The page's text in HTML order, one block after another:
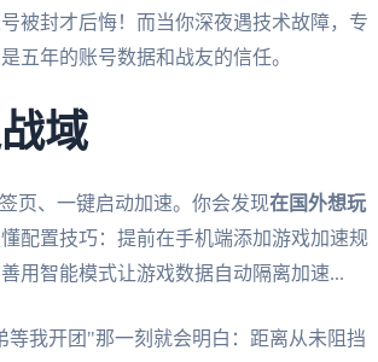
被封才后悔！而当你深夜遇技术故障，专
五年的账号数据和战友的信任。
域
页、一键启动加速。你会发现在国外想玩
配置技巧：提前在手机端添加游戏加速规
用智能模式让游戏数据自动隔离加速...
我开团"那一刻就会明白：距离从未阻挡